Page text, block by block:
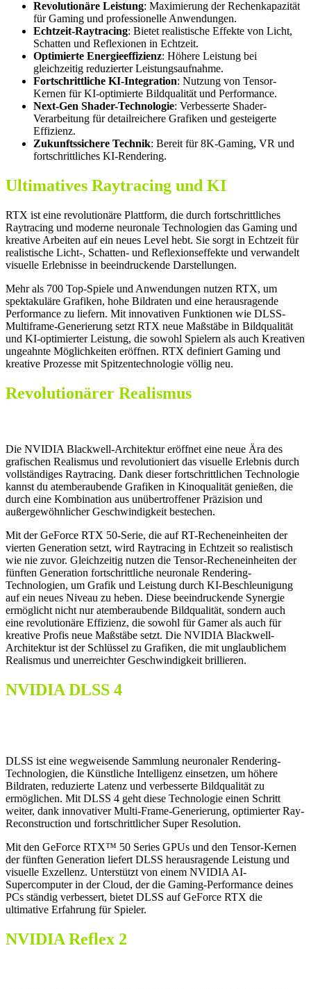
Revolutionäre Leistung: Maximierung der Rechenkapazität
für Gaming und professionelle Anwendungen.
Echtzeit-Raytracing: Bietet realistische Effekte von Licht,
Schatten und Reflexionen in Echtzeit.
Optimierte Energieeffizienz: Höhere Leistung bei
gleichzeitig reduzierter Leistungsaufnahme.
Fortschrittliche KI-Integration: Nutzung von Tensor-
Kernen für KI-optimierte Bildqualität und Performance.
Next-Gen Shader-Technologie: Verbesserte Shader-
Verarbeitung für detailreichere Grafiken und gesteigerte
Effizienz.
Zukunftssichere Technik: Bereit für 8K-Gaming, VR und
fortschrittliches KI-Rendering.
Ultimatives Raytracing und KI
RTX ist eine revolutionäre Plattform, die durch fortschrittliches
Raytracing und moderne neuronale Technologien das Gaming und
kreative Arbeiten auf ein neues Level hebt. Sie sorgt in Echtzeit für
realistische Licht-, Schatten- und Reflexionseffekte und verwandelt
visuelle Erlebnisse in beeindruckende Darstellungen.
Mehr als 700 Top-Spiele und Anwendungen nutzen RTX, um
spektakuläre Grafiken, hohe Bildraten und eine herausragende
Performance zu liefern. Mit innovativen Funktionen wie DLSS-
Multiframe-Generierung setzt RTX neue Maßstäbe in Bildqualität
und KI-optimierter Leistung, die sowohl Spielern als auch Kreativen
ungeahnte Möglichkeiten eröffnen. RTX definiert Gaming und
kreative Prozesse mit Spitzentechnologie völlig neu.
Revolutionärer Realismus
Die NVIDIA Blackwell-Architektur eröffnet eine neue Ära des
grafischen Realismus und revolutioniert das visuelle Erlebnis durch
vollständiges Raytracing. Dank dieser fortschrittlichen Technologie
kannst du atemberaubende Grafiken in Kinoqualität genießen, die
durch eine Kombination aus unübertroffener Präzision und
außergewöhnlicher Geschwindigkeit bestechen.
Mit der GeForce RTX 50-Serie, die auf RT-Recheneinheiten der
vierten Generation setzt, wird Raytracing in Echtzeit so realistisch
wie nie zuvor. Gleichzeitig nutzen die Tensor-Recheneinheiten der
fünften Generation fortschrittliche neuronale Rendering-
Technologien, um Grafik und Leistung durch KI-Beschleunigung
auf ein neues Niveau zu heben. Diese beeindruckende Synergie
ermöglicht nicht nur atemberaubende Bildqualität, sondern auch
eine revolutionäre Effizienz, die sowohl für Gamer als auch für
kreative Profis neue Maßstäbe setzt. Die NVIDIA Blackwell-
Architektur ist der Schlüssel zu Grafiken, die mit unglaublichem
Realismus und unerreichter Geschwindigkeit brillieren.
NVIDIA DLSS 4
DLSS ist eine wegweisende Sammlung neuronaler Rendering-
Technologien, die Künstliche Intelligenz einsetzen, um höhere
Bildraten, reduzierte Latenz und verbesserte Bildqualität zu
ermöglichen. Mit DLSS 4 geht diese Technologie einen Schritt
weiter, dank innovativer Multi-Frame-Generierung, optimierter Ray-
Reconstruction und fortschrittlicher Super Resolution.
Mit den GeForce RTX™ 50 Series GPUs und den Tensor-Kernen
der fünften Generation liefert DLSS herausragende Leistung und
visuelle Exzellenz. Unterstützt von einem NVIDIA AI-
Supercomputer in der Cloud, der die Gaming-Performance deines
PCs ständig verbessert, bietet DLSS auf GeForce RTX die
ultimative Erfahrung für Spieler.
NVIDIA Reflex 2